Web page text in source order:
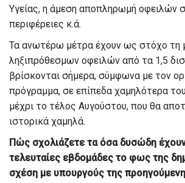
Υγείας, η άμεση αποπληρωμή οφειλών
περιφέρειες κ.ά.
Τα ανωτέρω μέτρα έχουν ως στόχο τη
ληξιπρόθεσμων οφειλών από τα 1,5
βρίσκονται σήμερα, σύμφωνα με τον
πρόγραμμα, σε επίπεδα χαμηλότερα
μέχρι το τέλος Αυγούστου, που θα
ιστορικά χαμηλά.
Πώς σχολιάζετε τα όσα δυσώδη έχουν
τελευταίες εβδομάδες το φως της
σχέση με υπουργούς της